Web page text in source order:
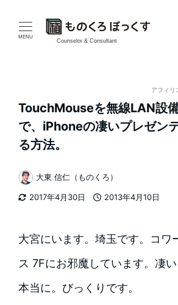
MENU
Counselor & Consultant
アフィリ
TouchMouseを無線LAN設
で、iPhoneの凄いプレゼン
る方法。
2017年4月30日
2013年4月10日
著
者
大東 信仁（ものくろ）
大宮にいます。埼玉です。コワ
ス 7Fにお邪魔しています。凄い
本当に。びっくりです。